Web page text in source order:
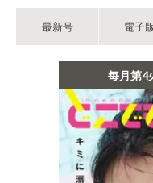
最新号 電子
毎月第4